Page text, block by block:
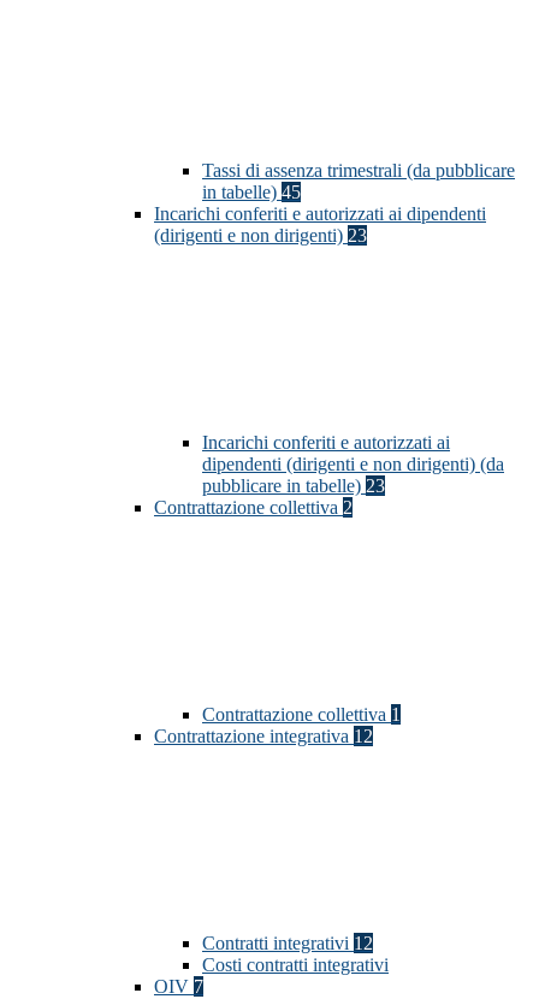
Tassi di assenza trimestrali (da pubblicare
in tabelle) 45
Incarichi conferiti e autorizzati ai dipendenti
(dirigenti e non dirigenti) 23
Incarichi conferiti e autorizzati ai
dipendenti (dirigenti e non dirigenti) (da
pubblicare in tabelle) 23
Contrattazione collettiva 2
Contrattazione collettiva 1
Contrattazione integrativa 12
Contratti integrativi 12
Costi contratti integrativi
OIV 7